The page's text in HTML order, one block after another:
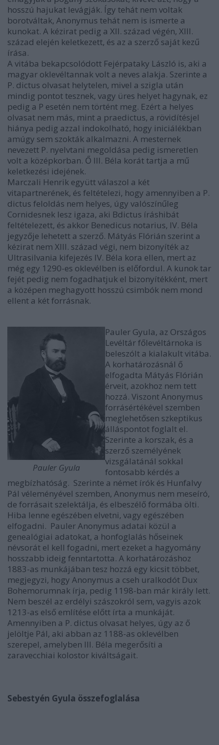
hosszú hajukat levágják. Így tehát nem voltak
borotváltak, Anonymus tehát nem is ismerte a
kunokat. A kézirat pedig a XII. század végén, XIII.
század elején keletkezett, és az a szerző saját kezű
írása.
A vitába bekapcsolódott Fejérpataky László is, aki a
magyar oklevéltannak volt a neves alakja. Szerinte a
P. dictus olvasat helytelen, mivel a szigla után
mindig pontot tesznek, vagy üres helyet hagynak, ez
pedig a P esetén nem történt meg. Ezért a helyes
olvasat nem más, mint a praedictus, a rövidítésjel
hiánya pedig azzal indokolható, hogy iniciálékban
amúgy sem szokták alkalmazni. A mesternek
nevezett P. nyelvtani megoldása pedig ismeretlen
volt a középkorban. Ő III. Béla korát tartja a mű
keletkezési idejének.
Marczali Henrik együtt válaszol a két
vitapartnerének, és feltételezi, hogy amennyiben a P.
dictus feloldás nem helyes, úgy valószínűleg
Cornidesnek lesz igaza, aki Bdictus íráshibát
feltételezett, és akkor Benedicus notarius, IV. Béla
jegyzője lehetett a szerző. Mátyás Flórián szerint a
kézirat nem XIII. század végi, nem bizonyíték az
Ultrasilvania kifejezés IV. Béla kora ellen, mert az
még egy 1290-es oklevélben is előfordul. A kunok tar
fejét pedig nem fogadhatjuk el bizonyítékként, mert
a középen meghagyott hosszú csimbók nem mond
ellent a két forrásnak.
Pauler Gyula
Pauler Gyula, az Országos
Levéltár főlevéltárnoka is
beleszólt a kialakult vitába.
A korhatározásnál ő
elfogadta Mátyás Flórián
érveit, azokhoz nem tett
hozzá. Viszont Anonymus
forrásértékével szemben
meglehetősen szkeptikus
álláspontot foglalt el.
Szerinte a korszak, és a
szerző személyének
vizsgálatánál sokkal
fontosabb kérdés a
megbízhatóság. Szerinte a német írók és Hunfalvy
Pál véleményével szemben, Anonymus nem meseíró,
de forrásait szelektálja, és elbeszélő formába ölti.
Hiba lenne egészében elvetni, vagy egészében
elfogadni. Pauler Anonymus adatai közül a
genealógiai adatokat, a honfoglalás hőseinek
névsorát el kell fogadni, mert ezeket a hagyomány
hosszabb ideig fenntartotta. A korhatározáshoz
1883-as munkájában tesz hozzá egy kicsit többet,
megjegyzi, hogy Anonymus a cseh uralkodót Dux
Bohemorumnak írja, pedig 1198-ban már király lett.
Nem beszél az erdélyi szászokról sem, vagyis azok
1213-as első említése előtt írta a munkáját.
Amennyiben a P. dictus olvasat helyes, úgy az ő
jelöltje Pál, aki abban az 1188-as oklevélben
szerepel, amelyben III. Béla megerősíti a
zaravecchiai kolostor kiváltságait.
Sebestyén Gyula összefoglalása